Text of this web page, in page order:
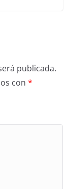
publicada.
con *